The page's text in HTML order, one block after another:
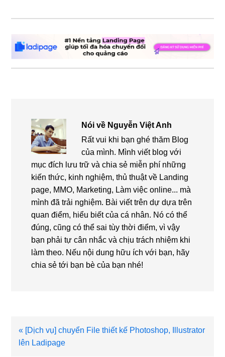
Nói về Nguyễn Việt Anh
Rất vui khi bạn ghé thăm Blog
của mình. Mình viết blog với
mục đích lưu trữ và chia sẻ miễn phí những
kiến thức, kinh nghiệm, thủ thuật về Landing
page, MMO, Marketing, Làm việc online... mà
mình đã trải nghiệm. Bài viết trên dự dựa trên
quan điểm, hiểu biết của cá nhân. Nó có thể
đúng, cũng có thể sai tùy thời điểm, vì vậy
bạn phải tự cân nhắc và chịu trách nhiệm khi
làm theo. Nếu nội dung hữu ích với bạn, hãy
chia sẻ tới bạn bè của bạn nhé!
Bài
viết
« [Dịch vụ] chuyển File thiết kế Photoshop, Illustrator
lên Ladipage